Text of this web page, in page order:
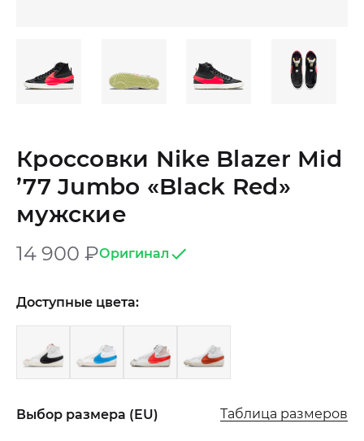
Кроссовки Nike Blazer Mid
’77 Jumbo «Black Red»
мужские
14 900 ₽Оригинал
Доступные цвета:
Выбор размера (EU) Таблица размеров